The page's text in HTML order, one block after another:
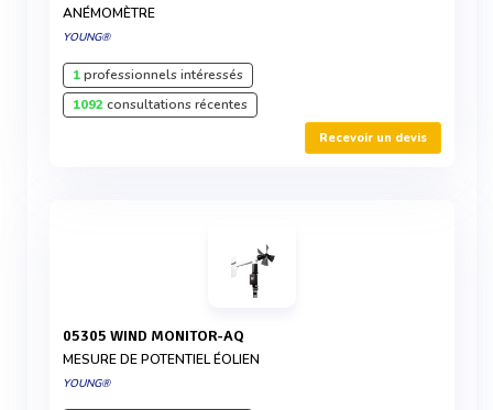
ANÉMOMÈTRE
YOUNG®
1professionnels intéressés
1092consultations récentes
Recevoir un devis
05305 WIND MONITOR-AQ
MESURE DE POTENTIEL ÉOLIEN
YOUNG®